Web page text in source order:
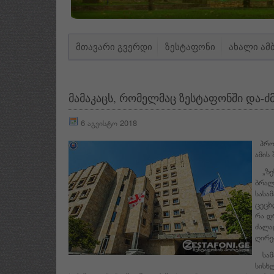
ᲛᲗᲐᲕᲐᲠᲘ ᲒᲕᲔᲠᲓᲘ ᲖᲔᲡᲢᲐᲤᲝᲜᲘ ᲐᲮᲐᲚᲘ
მამაკაცს, რომელმაც ზესტაფონში და-
6 აგვისტო 2018
რა